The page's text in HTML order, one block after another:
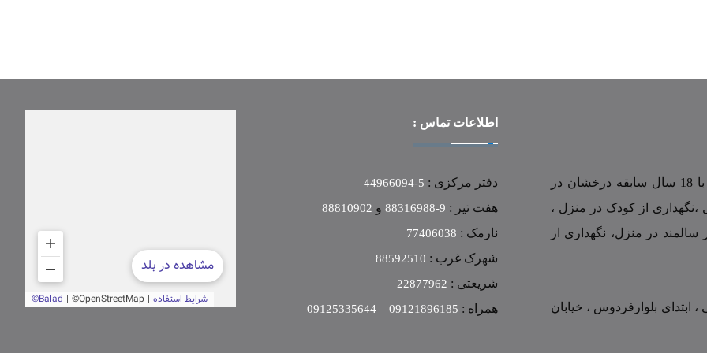
این مرکز به شماره ثبت 18549 و شناسه ملی 10100633146 با 18 سال سابقه درخشان در
از کودک در منزل ،
در منزل، نگهداری از
ابتدای بلوارفردوس ، خیابان
اطلاعات تماس :
دفتر مرکزی : 5-44966094
هفت تیر : 9-88316988 و 88810902
نارمک : 77406038
شهرک غرب : 88592510
شریعتی : 22877962
همراه : 09121896185
–
09125335644